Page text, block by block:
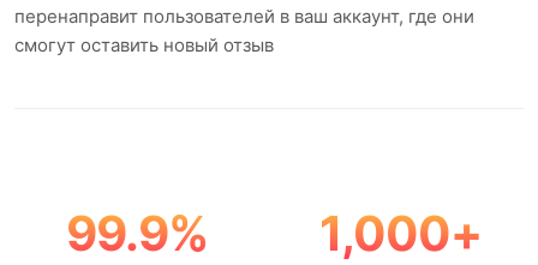
перенаправит пользователей в ваш аккаунт, где они
смогут оставить новый отзыв
99.9% 1,000+